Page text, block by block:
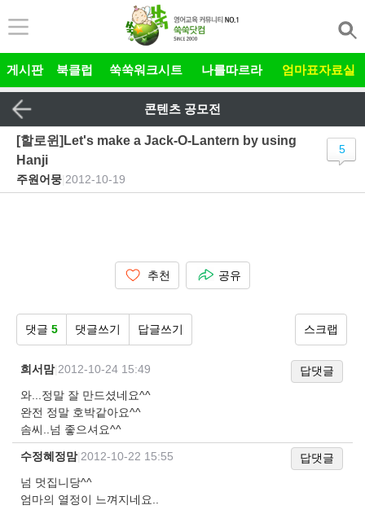
게시판 북클럽 쑥쑥워크시트 나를따르라 엄마표자료실
콘텐츠 공모전
[할로윈]Let's make a Jack-O-Lantern by using
Hanji
주원어뭉 2012-10-19
5
추천 공유
댓글 5 댓글쓰기 답글쓰기 스크랩
희서맘| 2012-10-24 15:49
답댓글
와...정말 잘 만드셨네요^^
완전 정말 호박같아요^^
솜씨..넘 좋으셔요^^
수정혜정맘| 2012-10-22 15:55
답댓글
넘 멋집니당^^
엄마의 열정이 느껴지네요..